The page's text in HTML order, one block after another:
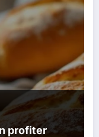
profiter